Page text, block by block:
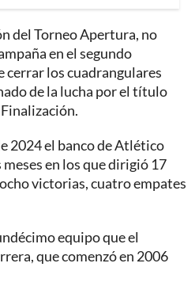
del Torneo Apertura, no
en el segundo
cerrar los cuadrangulares
de la lucha por el título
2024 el banco de Atlético
en los que dirigió 17
victorias, cuatro empates
equipo que el
que comenzó en 2006